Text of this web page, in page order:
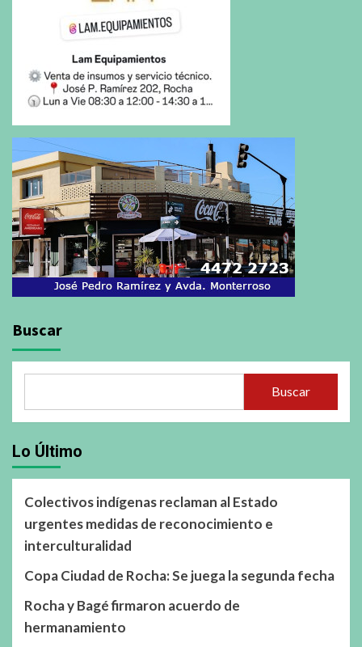
Buscar
Buscar
Lo Último
Colectivos indígenas reclaman al Estado
urgentes medidas de reconocimiento e
interculturalidad
Copa Ciudad de Rocha: Se juega la segunda fecha
Rocha y Bagé firmaron acuerdo de
hermanamiento